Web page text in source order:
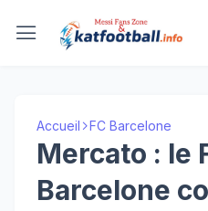
Accueil FC Barcelone
Mercato : le
Barcelone